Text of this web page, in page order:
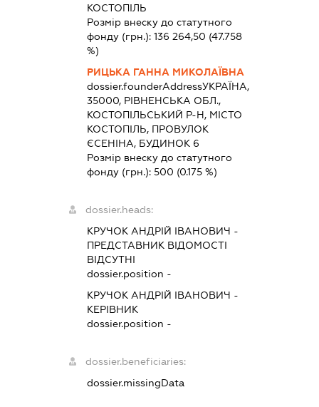
КОСТОПІЛЬ
Розмір внеску до статутного
фонду (грн.): 136 264,50 (47.758
%)
РИЦЬКА ГАННА МИКОЛАЇВНА
dossier.founderAddressУКРАЇНА,
35000, РІВНЕНСЬКА ОБЛ.,
КОСТОПІЛЬСЬКИЙ Р-Н, МІСТО
КОСТОПІЛЬ, ПРОВУЛОК
ЄСЕНІНА, БУДИНОК 6
Розмір внеску до статутного
фонду (грн.): 500 (0.175 %)
dossier.heads:
КРУЧОК АНДРІЙ ІВАНОВИЧ -
ПРЕДСТАВНИК ВІДОМОСТІ
ВІДСУТНІ
dossier.position -
КРУЧОК АНДРІЙ ІВАНОВИЧ -
КЕРІВНИК
dossier.position -
dossier.beneficiaries:
dossier.missingData